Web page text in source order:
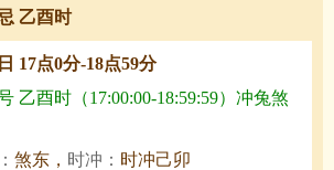
乙酉时
17点0分-18点59分
乙酉时（17:00:00-18:59:59）冲兔煞
煞东， 时冲： 时冲己卯